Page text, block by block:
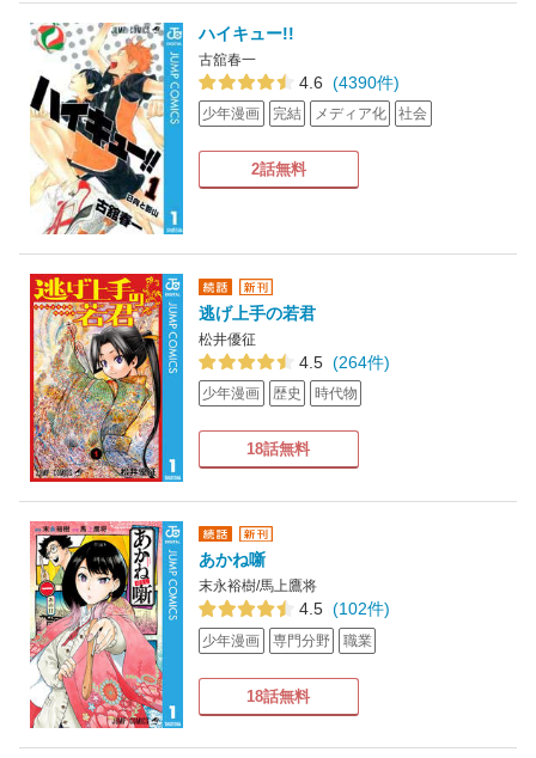
ハイキュー!!
古舘春一
4.6 (4390件)
少年漫画 完結 メディア化 社会
2話無料
逃げ上手の若君
松井優征
4.5 (264件)
少年漫画 歴史 時代物
18話無料
あかね噺
末永裕樹/馬上鷹将
4.5 (102件)
少年漫画 専門分野 職業
18話無料